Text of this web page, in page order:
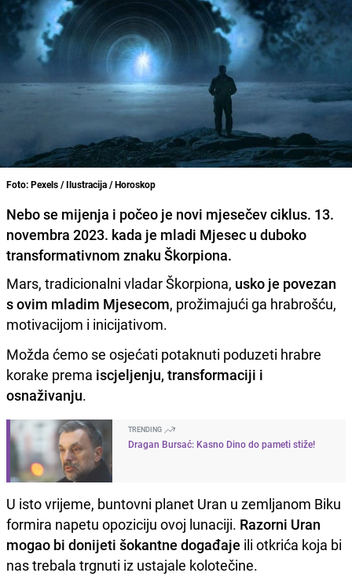
Foto: Pexels / Ilustracija / Horoskop
Nebo se mijenja i počeo je novi mjesečev ciklus. 13.
novembra 2023. kada je mladi Mjesec u duboko
transformativnom znaku Škorpiona.
Mars, tradicionalni vladar Škorpiona, usko je povezan
s ovim mladim Mjesecom, prožimajući ga hrabrošću,
motivacijom i inicijativom.
Možda ćemo se osjećati potaknuti poduzeti hrabre
korake prema iscjeljenju, transformaciji i
osnaživanju.
TRENDING
Dragan Bursać: Kasno Dino do pameti stiže!
U isto vrijeme, buntovni planet Uran u zemljanom Biku
formira napetu opoziciju ovoj lunaciji. Razorni Uran
mogao bi donijeti šokantne događaje ili otkrića koja bi
nas trebala trgnuti iz ustajale kolotečine.